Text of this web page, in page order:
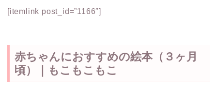
[itemlink post_id=”1166″]
赤ちゃんにおすすめの絵本（３ヶ月
頃）｜もこもこもこ